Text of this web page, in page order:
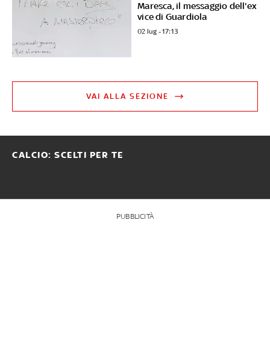
Maresca, il messaggio dell'ex
vice di Guardiola
02 lug - 17:13
VAI ALLA SEZIONE
CALCIO: SCELTI PER TE
PUBBLICITÀ